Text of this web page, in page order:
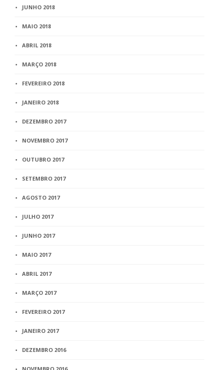
JUNHO 2018
MAIO 2018
ABRIL 2018
MARÇO 2018
FEVEREIRO 2018
JANEIRO 2018
DEZEMBRO 2017
NOVEMBRO 2017
OUTUBRO 2017
SETEMBRO 2017
AGOSTO 2017
JULHO 2017
JUNHO 2017
MAIO 2017
ABRIL 2017
MARÇO 2017
FEVEREIRO 2017
JANEIRO 2017
DEZEMBRO 2016